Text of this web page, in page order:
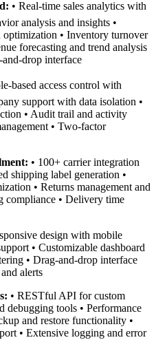
• Real-time sales analytics with
analysis and insights •
• Inventory turnover
forecasting and trend analysis
drop interface
based access control with
support with data isolation •
• Audit trail and activity
• Two-factor
• 100+ carrier integration
shipping label generation •
• Returns management and
compliance • Delivery time
design with mobile
• Customizable dashboard
• Drag-and-drop interface
alerts
• RESTful API for custom
debugging tools • Performance
and restore functionality •
• Extensive logging and error